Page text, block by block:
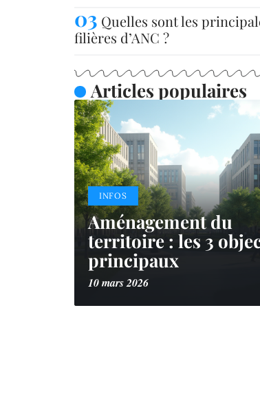
Quelles sont les
filières d’ANC ?
Articles populaires
INFOS
Aménagement du
territoire : les 3
principaux
10 mars 2026